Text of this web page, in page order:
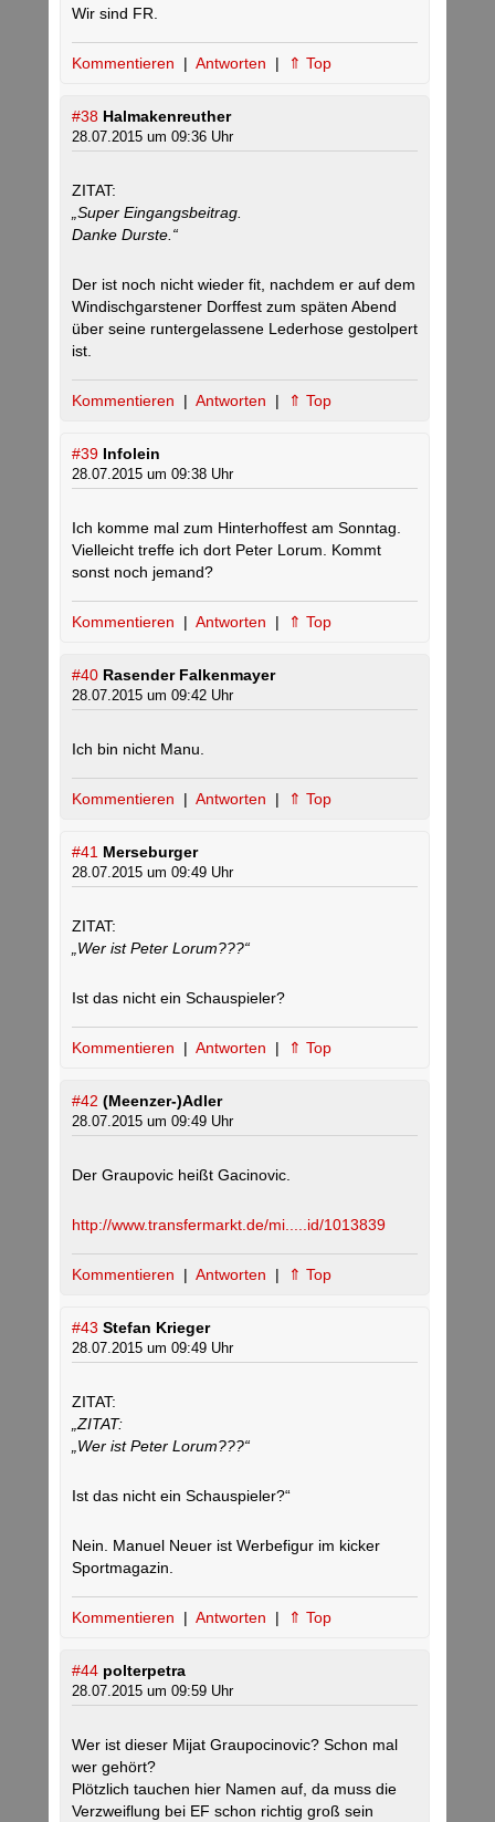
Wir sind FR.
Kommentieren | Antworten | ⇑ Top
#38 Halmakenreuther
28.07.2015 um 09:36 Uhr
ZITAT:
„Super Eingangsbeitrag.
Danke Durste.“
Der ist noch nicht wieder fit, nachdem er auf dem
Windischgarstener Dorffest zum späten Abend
über seine runtergelassene Lederhose gestolpert
ist.
Kommentieren | Antworten | ⇑ Top
#39 Infolein
28.07.2015 um 09:38 Uhr
Ich komme mal zum Hinterhoffest am Sonntag.
Vielleicht treffe ich dort Peter Lorum. Kommt
sonst noch jemand?
Kommentieren | Antworten | ⇑ Top
#40 Rasender Falkenmayer
28.07.2015 um 09:42 Uhr
Ich bin nicht Manu.
Kommentieren | Antworten | ⇑ Top
#41 Merseburger
28.07.2015 um 09:49 Uhr
ZITAT:
„Wer ist Peter Lorum???“
Ist das nicht ein Schauspieler?
Kommentieren | Antworten | ⇑ Top
#42 (Meenzer-)Adler
28.07.2015 um 09:49 Uhr
Der Graupovic heißt Gacinovic.
http://www.transfermarkt.de/mi.....id/1013839
Kommentieren | Antworten | ⇑ Top
#43 Stefan Krieger
28.07.2015 um 09:49 Uhr
ZITAT:
„ZITAT:
„Wer ist Peter Lorum???“
Ist das nicht ein Schauspieler?“
Nein. Manuel Neuer ist Werbefigur im kicker
Sportmagazin.
Kommentieren | Antworten | ⇑ Top
#44 polterpetra
28.07.2015 um 09:59 Uhr
Wer ist dieser Mijat Graupocinovic? Schon mal
wer gehört?
Plötzlich tauchen hier Namen auf, da muss die
Verzweiflung bei EF schon richtig groß sein